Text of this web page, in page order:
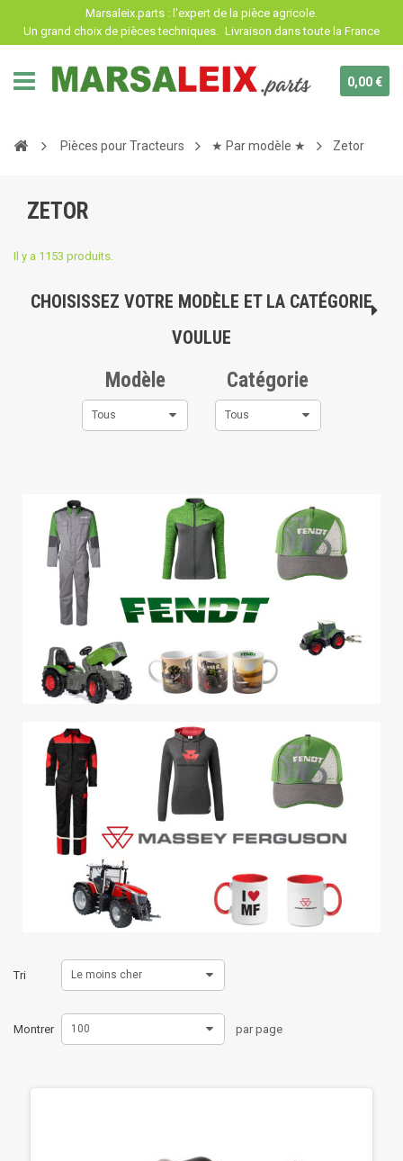
Marsaleix.parts : l'expert de la pièce agricole.
Un grand choix de pièces techniques. Livraison dans toute la France
0,00 €
Pièces pour Tracteurs ★ Par modèle ★ Zetor
ZETOR
Il y a 1153 produits.
CHOISISSEZ VOTRE MODÈLE ET LA CATÉGORIE
VOULUE
Modèle
Tous
Catégorie
Tous
Tri Le moins cher
Montrer 100 par page
Panneau de gestion des cookies